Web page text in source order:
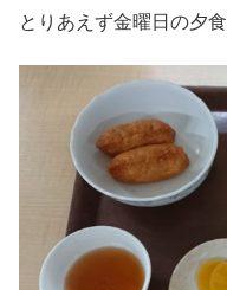
とりあえず金曜日の夕食